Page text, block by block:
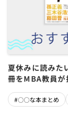
夏休みに読み
冊をMBA教員が
#〇〇な本まとめ